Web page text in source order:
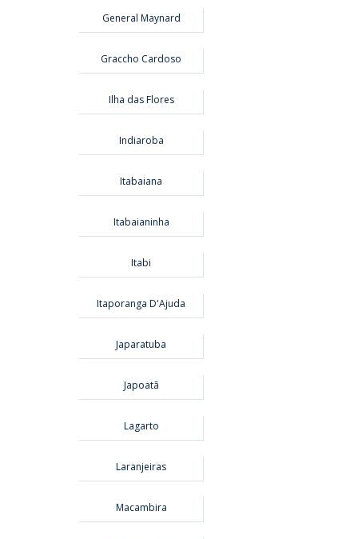
General Maynard
Graccho Cardoso
Ilha das Flores
Indiaroba
Itabaiana
Itabaianinha
Itabi
Itaporanga D'Ajuda
Japaratuba
Japoatã
Lagarto
Laranjeiras
Macambira